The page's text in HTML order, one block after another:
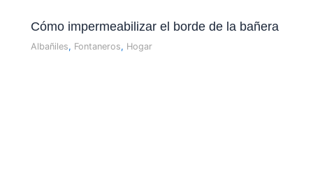
Cómo impermeabilizar el borde de la bañera
Albañiles, Fontaneros, Hogar